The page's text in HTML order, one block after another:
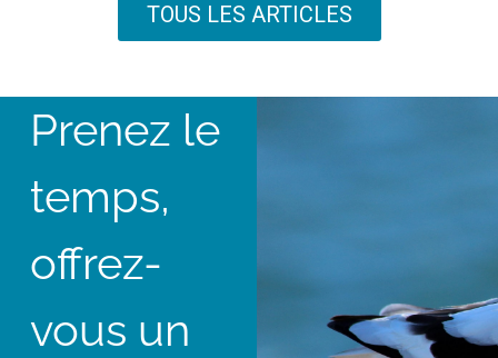
TOUS LES ARTICLES
Prenez le
temps,
offrez-
vous un